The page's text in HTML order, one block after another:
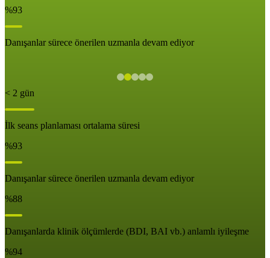
%93
Danışanlar sürece önerilen uzmanla devam ediyor
< 2 gün
İlk seans planlaması ortalama süresi
%93
Danışanlar sürece önerilen uzmanla devam ediyor
%88
Danışanlarda klinik ölçümlerde (BDI, BAI vb.) anlamlı iyileşme
%94